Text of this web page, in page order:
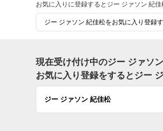
お気に入りに登録するとジー ジァソン 紀
ジー ジァソン 紀佳松をお気に入り登録
現在受け付け中のジー ジァソ
お気に入り登録をするとジー
ジー ジァソン 紀佳松